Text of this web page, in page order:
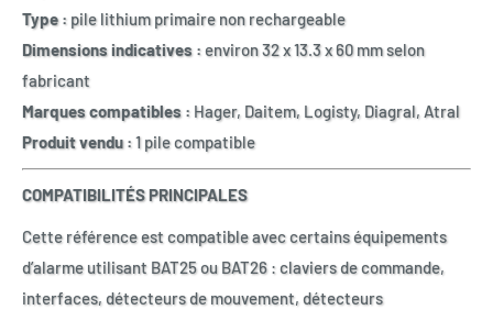
Type : pile lithium primaire non rechargeable
Dimensions indicatives :environ 32 x 13.3 x 60 mm selon
fabricant
Marques compatibles : Hager, Daitem, Logisty, Diagral, Atral
Produit vendu :1 pile compatible
COMPATIBILITÉS PRINCIPALES
Cette référence est compatible avec certains équipements
d’alarme utilisant BAT25 ou BAT26 : claviers de commande,
interfaces, détecteurs de mouvement, détecteurs